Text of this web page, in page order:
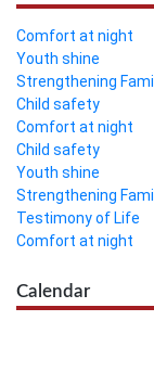
Comfort at night
Youth shine
Strengthening
Child safety
Comfort at night
Child safety
Youth shine
Strengthening
Testimony of Life
Comfort at night
Calendar